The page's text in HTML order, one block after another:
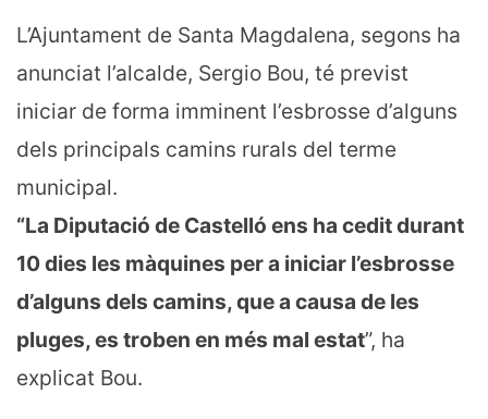
L’Ajuntament de Santa Magdalena, segons ha
anunciat l’alcalde, Sergio Bou, té previst
iniciar de forma imminent l’esbrosse d’alguns
dels principals camins rurals del terme
municipal.
“La Diputació de Castelló ens ha cedit durant
10 dies les màquines per a iniciar l’esbrosse
d’alguns dels camins, que a causa de les
pluges, es troben en més mal estat”, ha
explicat Bou.